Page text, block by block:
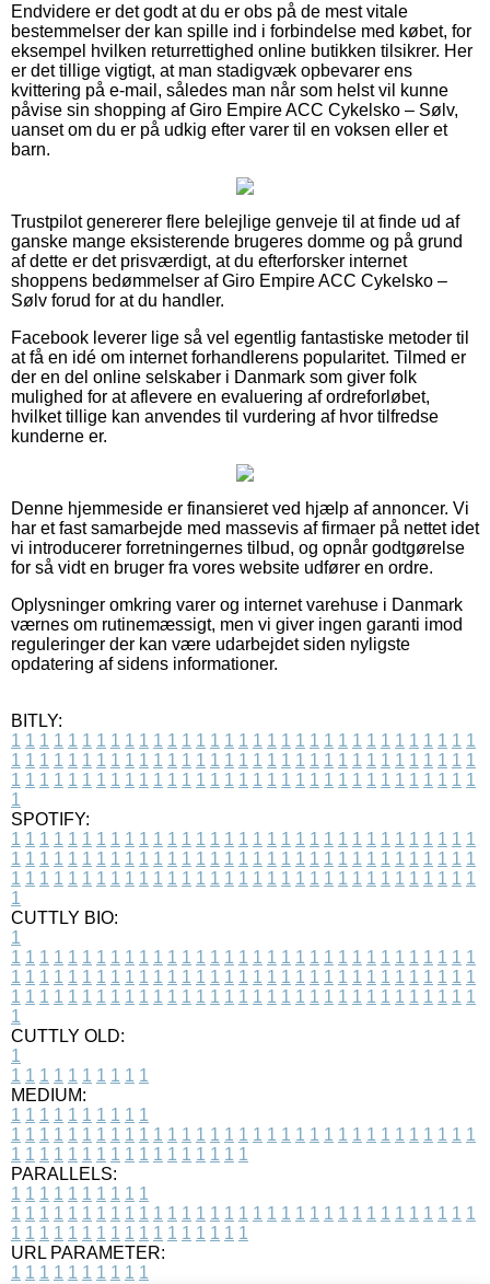
Endvidere er det godt at du er obs på de mest vitale
bestemmelser der kan spille ind i forbindelse med købet, for
eksempel hvilken returrettighed online butikken tilsikrer. Her
er det tillige vigtigt, at man stadigvæk opbevarer ens
kvittering på e-mail, således man når som helst vil kunne
påvise sin shopping af Giro Empire ACC Cykelsko – Sølv,
uanset om du er på udkig efter varer til en voksen eller et
barn.
Trustpilot genererer flere belejlige genveje til at finde ud af
ganske mange eksisterende brugeres domme og på grund
af dette er det prisværdigt, at du efterforsker internet
shoppens bedømmelser af Giro Empire ACC Cykelsko –
Sølv forud for at du handler.
Facebook leverer lige så vel egentlig fantastiske metoder til
at få en idé om internet forhandlerens popularitet. Tilmed er
der en del online selskaber i Danmark som giver folk
mulighed for at aflevere en evaluering af ordreforløbet,
hvilket tillige kan anvendes til vurdering af hvor tilfredse
kunderne er.
Denne hjemmeside er finansieret ved hjælp af annoncer. Vi
har et fast samarbejde med massevis af firmaer på nettet idet
vi introducerer forretningernes tilbud, og opnår godtgørelse
for så vidt en bruger fra vores website udfører en ordre.
Oplysninger omkring varer og internet varehuse i Danmark
værnes om rutinemæssigt, men vi giver ingen garanti imod
reguleringer der kan være udarbejdet siden nyligste
opdatering af sidens informationer.
BITLY:
1 1 1 1 1 1 1 1 1 1 1 1 1 1 1 1 1 1 1 1 1 1 1 1 1 1 1 1 1 1 1 1 1
1 1 1 1 1 1 1 1 1 1 1 1 1 1 1 1 1 1 1 1 1 1 1 1 1 1 1 1 1 1 1 1 1
1 1 1 1 1 1 1 1 1 1 1 1 1 1 1 1 1 1 1 1 1 1 1 1 1 1 1 1 1 1 1 1 1
1
SPOTIFY:
1 1 1 1 1 1 1 1 1 1 1 1 1 1 1 1 1 1 1 1 1 1 1 1 1 1 1 1 1 1 1 1 1
1 1 1 1 1 1 1 1 1 1 1 1 1 1 1 1 1 1 1 1 1 1 1 1 1 1 1 1 1 1 1 1 1
1 1 1 1 1 1 1 1 1 1 1 1 1 1 1 1 1 1 1 1 1 1 1 1 1 1 1 1 1 1 1 1 1
1
CUTTLY BIO:
1
1 1 1 1 1 1 1 1 1 1 1 1 1 1 1 1 1 1 1 1 1 1 1 1 1 1 1 1 1 1 1 1 1
1 1 1 1 1 1 1 1 1 1 1 1 1 1 1 1 1 1 1 1 1 1 1 1 1 1 1 1 1 1 1 1 1
1 1 1 1 1 1 1 1 1 1 1 1 1 1 1 1 1 1 1 1 1 1 1 1 1 1 1 1 1 1 1 1 1
1
CUTTLY OLD:
1
1 1 1 1 1 1 1 1 1 1
MEDIUM:
1 1 1 1 1 1 1 1 1 1
1 1 1 1 1 1 1 1 1 1 1 1 1 1 1 1 1 1 1 1 1 1 1 1 1 1 1 1 1 1 1 1 1
1 1 1 1 1 1 1 1 1 1 1 1 1 1 1 1 1
PARALLELS:
1 1 1 1 1 1 1 1 1 1
1 1 1 1 1 1 1 1 1 1 1 1 1 1 1 1 1 1 1 1 1 1 1 1 1 1 1 1 1 1 1 1 1
1 1 1 1 1 1 1 1 1 1 1 1 1 1 1 1 1
URL PARAMETER:
1 1 1 1 1 1 1 1 1 1